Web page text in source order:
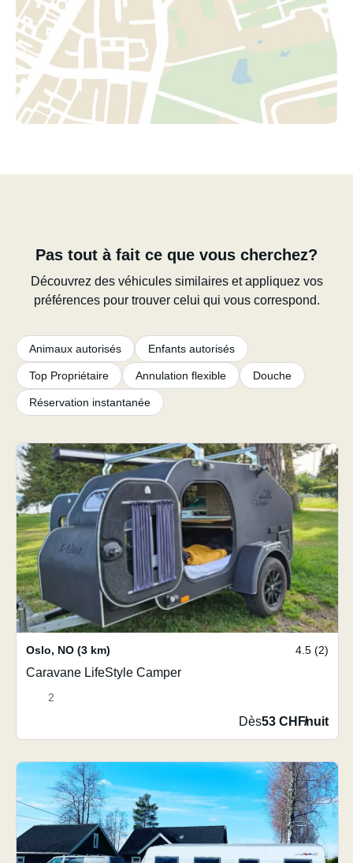
Pas tout à fait ce que vous cherchez?
Découvrez des véhicules similaires et appliquez vos
préférences pour trouver celui qui vous correspond.
Animaux autorisés Enfants autorisés
Top Propriétaire Annulation flexible Douche
Réservation instantanée
Oslo, NO (3 km) 4.5 (2)
Caravane LifeStyle Camper
2
Dès53 CHF/nuit